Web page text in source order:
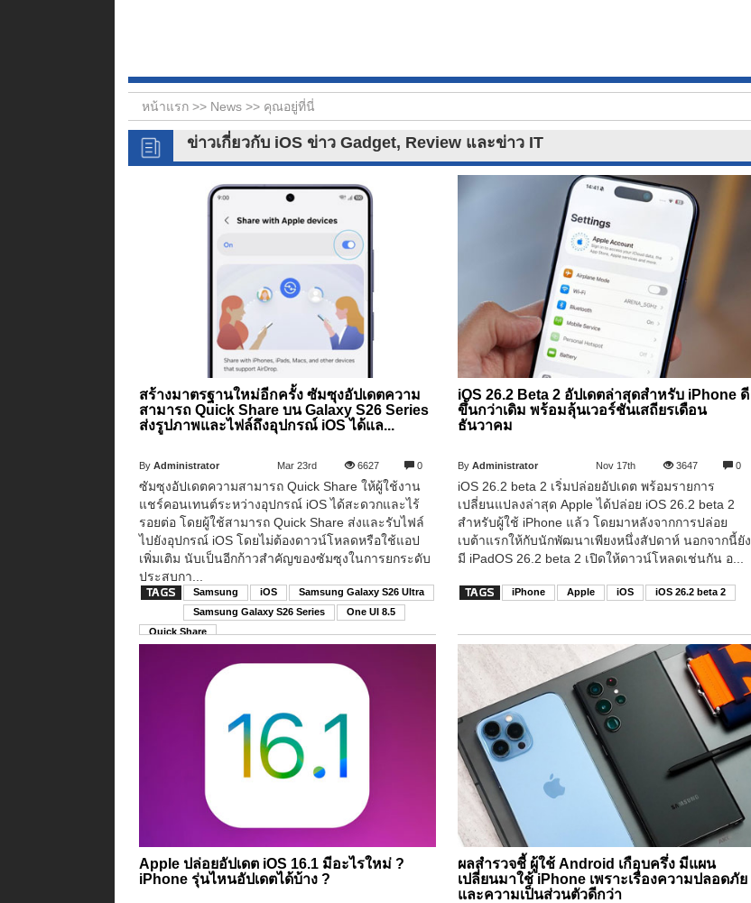
หน้าแรก >> News >> คุณอยู่ที่นี่
ข่าวเกี่ยวกับ iOS ข่าว Gadget, Review และข่าว IT
สร้างมาตรฐานใหม่อีกครั้ง ซัมซุงอัปเดตความ
สามารถ Quick Share บน Galaxy S26 Series
ส่งรูปภาพและไฟล์ถึงอุปกรณ์ iOS ได้แล...
ByAdministrator Mar 23rd 6627 0
ซัมซุงอัปเดตความสามารถ Quick Share ให้ผู้ใช้งาน
แชร์คอนเทนต์ระหว่างอุปกรณ์ iOS ได้สะดวกและไร้
รอยต่อ โดยผู้ใช้สามารถ Quick Share ส่งและรับไฟล์
ไปยังอุปกรณ์ iOS โดยไม่ต้องดาวน์โหลดหรือใช้แอป
เพิ่มเติม นับเป็นอีกก้าวสำคัญของซัมซุงในการยกระดับ
ประสบกา...
Samsung iOS
Samsung Galaxy S26 Ultra
Samsung Galaxy S26 Series
One UI 8.5
Quick Share
iOS 26.2 Beta 2 อัปเดตล่าสุดสำหรับ iPhone ดี
ขึ้นกว่าเดิม พร้อมลุ้นเวอร์ชันเสถียรเดือน
ธันวาคม
ByAdministrator Nov 17th 3647 0
iOS 26.2 beta 2 เริ่มปล่อยอัปเดต พร้อมรายการ
เปลี่ยนแปลงล่าสุด Apple ได้ปล่อย iOS 26.2 beta 2
สำหรับผู้ใช้ iPhone แล้ว โดยมาหลังจากการปล่อย
เบต้าแรกให้กับนักพัฒนาเพียงหนึ่งสัปดาห์ นอกจากนี้ยัง
มี iPadOS 26.2 beta 2 เปิดให้ดาวน์โหลดเช่นกัน อ...
iPhone Apple iOS iOS 26.2 beta 2
Apple ปล่อยอัปเดต iOS 16.1 มีอะไรใหม่ ?
iPhone รุ่นไหนอัปเดตได้บ้าง ?
ผลสำรวจชี้ ผู้ใช้ Android เกือบครึ่ง มีแผน
เปลี่ยนมาใช้ iPhone เพราะเรื่องความปลอดภัย
และความเป็นส่วนตัวดีกว่า